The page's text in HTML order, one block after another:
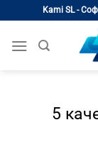
content
Kami SL -
5